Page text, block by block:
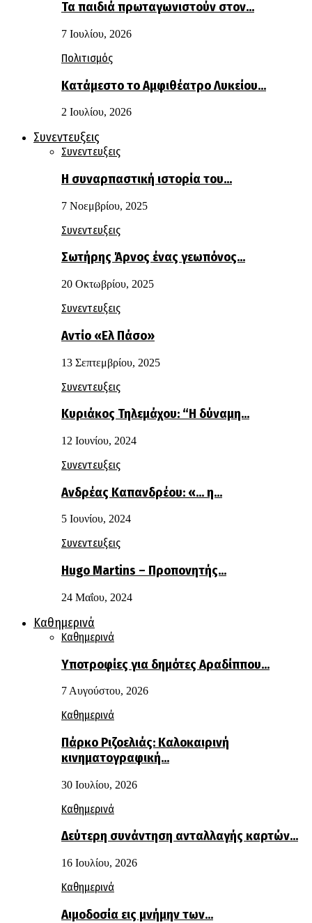
Τα παιδιά πρωταγωνιστούν στον…
7 Ιουλίου, 2026
Πολιτισμός
Κατάμεστο το Αμφιθέατρο Λυκείου…
2 Ιουλίου, 2026
Συνεντευξεις
Συνεντευξεις
Η συναρπαστική ιστορία του…
7 Νοεμβρίου, 2025
Συνεντευξεις
Σωτήρης Άρνος ένας γεωπόνος…
20 Οκτωβρίου, 2025
Συνεντευξεις
Αντίο «Ελ Πάσο»
13 Σεπτεμβρίου, 2025
Συνεντευξεις
Κυριάκος Τηλεμάχου: “Η δύναμη…
12 Ιουνίου, 2024
Συνεντευξεις
Ανδρέας Καπανδρέου: «… η…
5 Ιουνίου, 2024
Συνεντευξεις
Hugo Martins – Προπονητής…
24 Μαΐου, 2024
Καθημερινά
Καθημερινά
Υποτροφίες για δημότες Αραδίππου…
7 Αυγούστου, 2026
Καθημερινά
Πάρκο Ριζοελιάς: Καλοκαιρινή
κινηματογραφική…
30 Ιουλίου, 2026
Καθημερινά
Δεύτερη συνάντηση ανταλλαγής καρτών…
16 Ιουλίου, 2026
Καθημερινά
Αιμοδοσία εις μνήμην των…